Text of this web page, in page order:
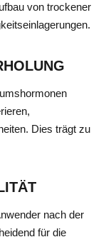
von trockener
Dies trägt zu
nach der
für die